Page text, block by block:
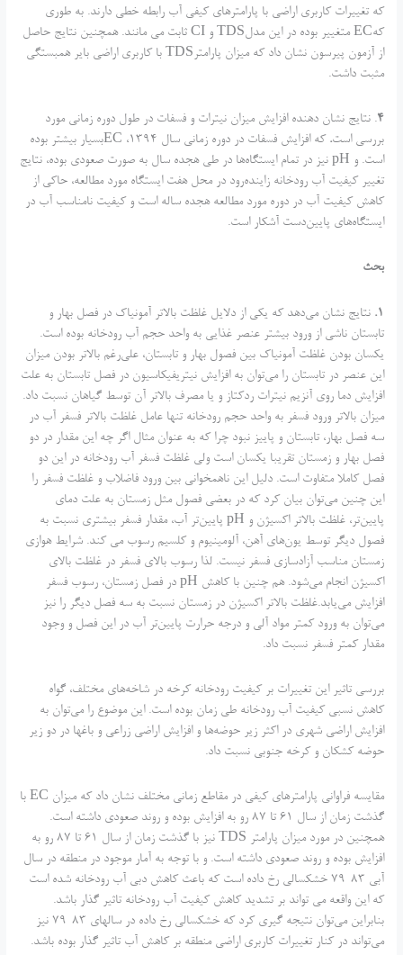
که تغییرات کاربری اراضی با پارامترهای کیفی آب رابطه خطی دارند. به طوری
کهEC متغییر بوده در این مدلTDS و CI ثابت می مانند. همچنین نتایج حاصل
از آزمون پیرسون نشان داد که میزان پارامترTDS با کاربری اراضی بایر همبستگی
مثبت داشت.
4. نتایج نشان دهنده افزایش میزان نیترات و فسفات در طول دوره زمانی مورد
بررسی است.
که افزایش فسفات در دوره زمانی سال 1394، ECبسیار بیشتر بوده
است. و pH نیز در تمام ایستگاه‌ها در طی هجده سال به صورت صعودی بوده، نتایج
تغییر کیفیت آب رودخانه زاینده‌رود در محل هفت ایستگاه مورد مطالعه، حاکی از
کاهش کیفیت آب در دوره مورد مطالعه هجده ساله است و کیفیت نامناسب آب در
ایستگاه‌های پایین‌دست آشکار است.
بحث
1
.نتایج نشان می‌دهد که یکی از دلایل غلظت بالاتر آمونیاک در فصل بهار و
تابستان ناشی از ورود بیشتر عنصر غذایی به واحد حجم آب رودخانه بوده است.
یکسان بودن غلظت آمونیاک بین فصول بهار و تابستان، علی‌رغم بالاتر بودن میزان
این عنصر در تابستان را می‌توان به افزایش نیتریفیکاسیون در فصل تابستان به علت
افزایش دما روی آنزیم نیترات ردکتاز و یا مصرف بالاتر آن توسط گیاهان نسبت داد.
میزان بالاتر ورود فسفر به واحد حجم رودخانه تنها عامل غلظت بالاتر فسفر آب در
سه فصل بهار، تابستان و پاییز نبود چرا که به عنوان مثال اگر چه این مقدار در دو
فصل بهار و زمستان تقریبا یکسان است ولی غلظت فسفر آب رودخانه در این دو
فصل کاملا متفاوت است. دلیل این ناهمخوانی بین ورود فاضلاب و غلظت فسفر را
این چنین می‌توان بیان کرد که در بعضی فصول مثل زمستان به علت دمای
پایین‌تر، غلظت بالاتر اکسیژن و pH پایین‌تر آب، مقدار فسفر بیشتری نسبت به
فصول دیگر توسط یون‌های آهن، آلومینیوم و کلسیم رسوب می کند. شرایط هوازی
زمستان مناسب آزادسازی فسفر نیست. لذا رسوب بالای فسفر در غلظت بالای
اکسیژن انجام می‌شود. هم چنین با کاهش pH در فصل زمستان، رسوب فسفر
افزایش می‌یابد.غلظت بالاتر اکسیژن در زمستان نسبت به سه فصل دیگر را نیز
می‌توان به ورود کمتر مواد آلی و درجه حرارت پایین‌تر آب در این فصل و وجود
مقدار کمتر فسفر نسبت داد.
بررسی تاثیر این تغییرات بر کیفیت رودخانه کرخه در شاخه‌های مختلف، گواه
کاهش نسبی کیفیت آب رودخانه طی زمان بوده است. این موضوع را می‌توان به
افزایش اراضی شهری در اکثر زیر حوضه‌ها و افزایش اراضی زراعی و باغها در دو زیر
حوضه کشکان و کرخه جنوبی نسبت داد.
مقایسه فراوانی پارامترهای کیفی در مقاطع زمانی مختلف نشان داد که میزان EC با
گذشت زمان از سال 61 تا 87 رو به افزایش بوده و روند صعودی داشته است.
همچنین در مورد میزان پارامتر TDS نیز با گذشت زمان از سال 61 تا 87 رو به
افزایش بوده و روند صعودی داشته است. و با توجه به آمار موجود در منطقه در سال
آبی 83-79 خشکسالی رخ داده است که باعث کاهش دبی آب رودخانه شده است
که این واقعه می تواند بر تشدید کاهش کیفیت آب رودخانه تاثیر گذار باشد.
بنابراین می‌توان نتیجه گیری کرد که خشکسالی رخ داده در سالهای 83-79 نیز
می‌تواند در کنار تغییرات کاربری اراضی منطقه بر کاهش آب تاثیر گذار بوده باشد.